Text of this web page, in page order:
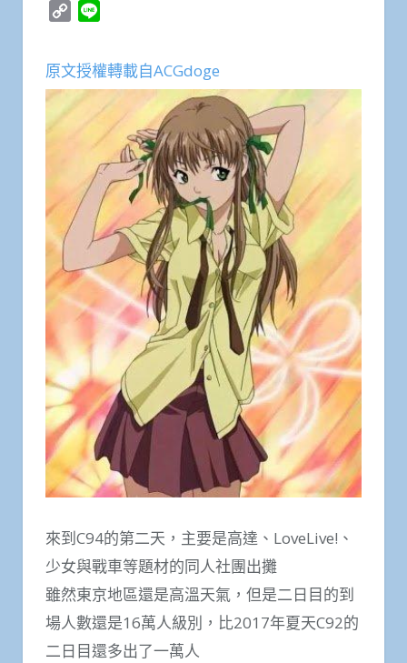
Copy
原文授權轉載自ACGdoge
來到C94的第二天，主要是高達、LoveLive!、
少女與戰車等題材的同人社團出攤
雖然東京地區還是高溫天氣，但是二日目的到
場人數還是16萬人級別，比2017年夏天C92的
二日目還多出了一萬人